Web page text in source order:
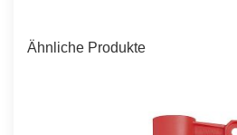
Ähnliche Produkte